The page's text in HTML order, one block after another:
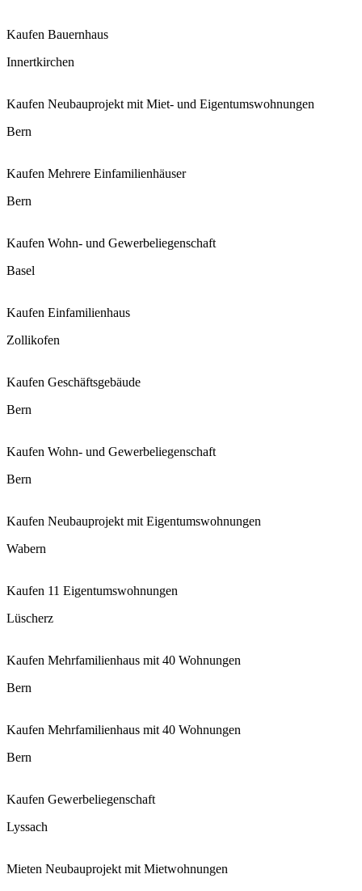
Kaufen Bauernhaus
Innertkirchen
Kaufen Neubauprojekt mit Miet- und Eigentumswohnungen
Bern
Kaufen Mehrere Einfamilienhäuser
Bern
Kaufen Wohn- und Gewerbeliegenschaft
Basel
Kaufen Einfamilienhaus
Zollikofen
Kaufen Geschäftsgebäude
Bern
Kaufen Wohn- und Gewerbeliegenschaft
Bern
Kaufen Neubauprojekt mit Eigentumswohnungen
Wabern
Kaufen 11 Eigentumswohnungen
Lüscherz
Kaufen Mehrfamilienhaus mit 40 Wohnungen
Bern
Kaufen Mehrfamilienhaus mit 40 Wohnungen
Bern
Kaufen Gewerbeliegenschaft
Lyssach
Mieten Neubauprojekt mit Mietwohnungen